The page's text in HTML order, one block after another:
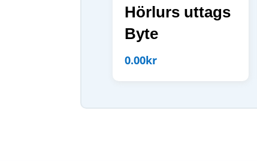
Hörlurs uttags
Byte
0.00kr